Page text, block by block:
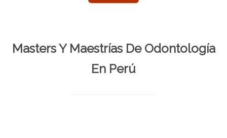
Masters Y Maestrías De Odontología
En Perú